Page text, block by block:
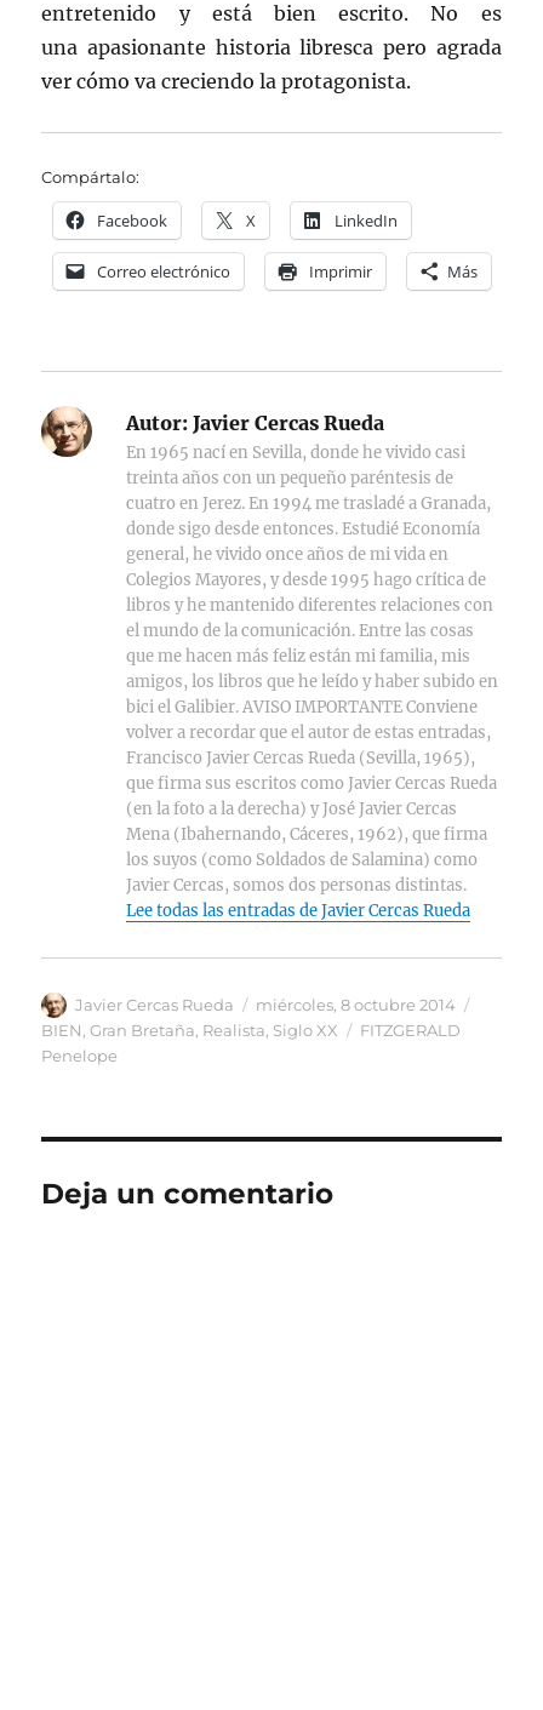
entretenido y está bien escrito. No es
una apasionante historia libresca pero agrada
ver cómo va creciendo la protagonista.
Compártalo:
Facebook X LinkedIn
Correo electrónico Imprimir Más
Autor: Javier Cercas Rueda
En 1965 nací en Sevilla, donde he vivido casi
treinta años con un pequeño paréntesis de
cuatro en Jerez. En 1994 me trasladé a Granada,
donde sigo desde entonces. Estudié Economía
general, he vivido once años de mi vida en
Colegios Mayores, y desde 1995 hago crítica de
libros y he mantenido diferentes relaciones con
el mundo de la comunicación. Entre las cosas
que me hacen más feliz están mi familia, mis
amigos, los libros que he leído y haber subido en
bici el Galibier. AVISO IMPORTANTE Conviene
volver a recordar que el autor de estas entradas,
Francisco Javier Cercas Rueda (Sevilla, 1965),
que firma sus escritos como Javier Cercas Rueda
(en la foto a la derecha) y José Javier Cercas
Mena (Ibahernando, Cáceres, 1962), que firma
los suyos (como Soldados de Salamina) como
Javier Cercas, somos dos personas distintas.
Lee todas las entradas de Javier Cercas Rueda
Autor
Javier Cercas Rueda
Publicado
el
miércoles, 8 octubre 2014
BIEN ,Gran Bretaña Realista Siglo XX Etiquetas
FITZGERALD
Penelope
Deja un comentario